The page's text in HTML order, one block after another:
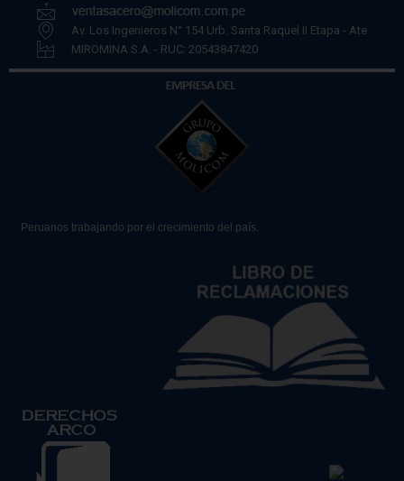
Av. Los Ingenieros N° 154 Urb. Santa Raquel II Etapa - Ate
MIROMINA S.A. - RUC: 20543847420
Peruanos trabajando por el crecimiento del país.